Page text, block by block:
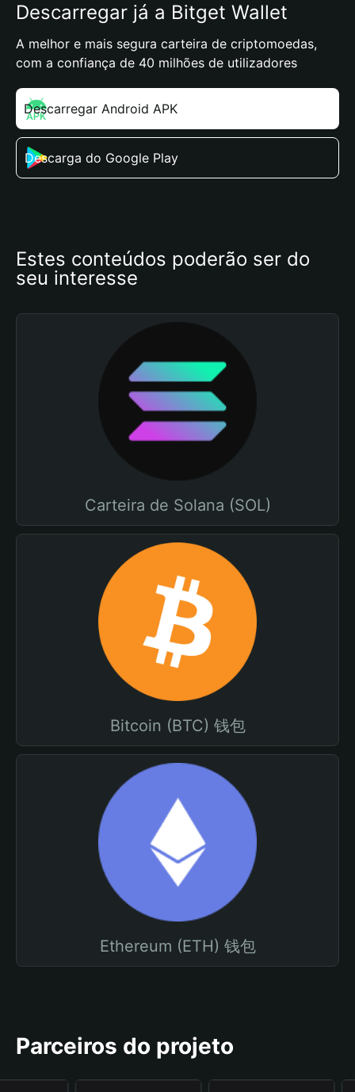
Descarregar já a Bitget Wallet
A melhor e mais segura carteira de criptomoedas,
com a confiança de 40 milhões de utilizadores
Descarregar Android APK
Descarga do Google Play
Estes conteúdos poderão ser do
seu interesse
Carteira de Solana (SOL)
Bitcoin (BTC) 钱包
Ethereum (ETH) 钱包
Parceiros do projeto